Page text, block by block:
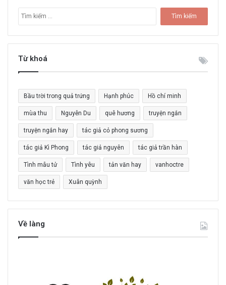
m
k
h
o
:
Từ khoá
Bầu trời trong quả trứng Hạnh phúc Hồ chí minh
mùa thu Nguyễn Du quê hương truyện ngắn
truyện ngắn hay tác giả cỏ phong sương
tác giả Kì Phong tác giả nguyên tác giả trần hàn
Tình mẫu tử Tình yêu tản văn hay vanhoctre
văn học trẻ Xuân quỳnh
Về làng